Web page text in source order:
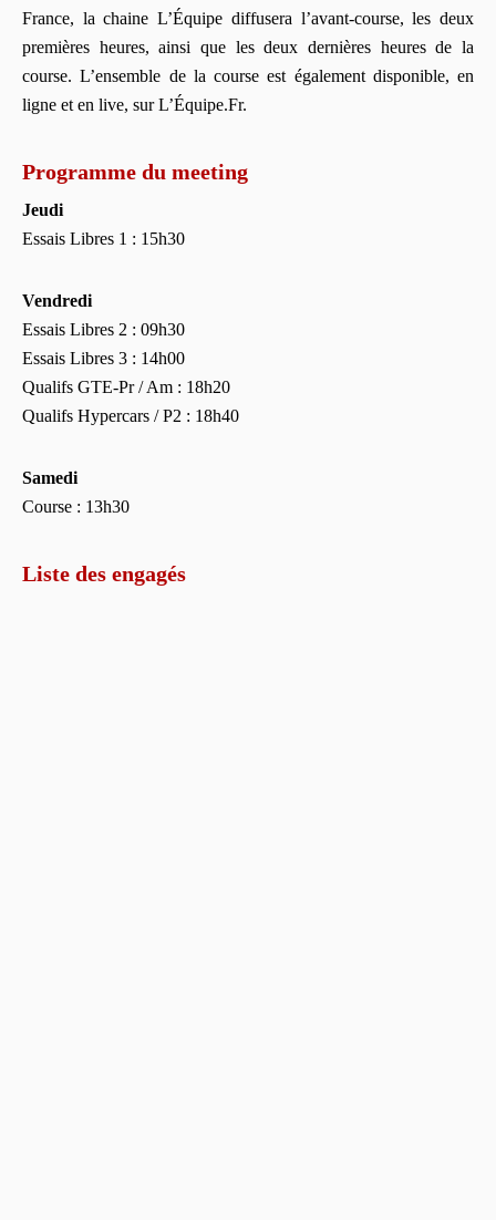
France, la chaine L’Équipe diffusera l’avant-course, les deux
premières heures, ainsi que les deux dernières heures de la
course. L’ensemble de la course est également disponible, en
ligne et en live, sur L’Équipe.Fr.
Programme du meeting
Jeudi
Essais Libres 1 : 15h30
Vendredi
Essais Libres 2 : 09h30
Essais Libres 3 : 14h00
Qualifs GTE-Pr / Am : 18h20
Qualifs Hypercars / P2 : 18h40
Samedi
Course : 13h30
Liste des engagés